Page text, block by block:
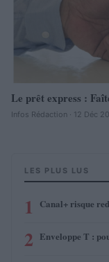
Le prêt express :
Infos Rédaction · 12 Déc
LES PLUS LUS
1 Canal+ risque
2 Enveloppe T :